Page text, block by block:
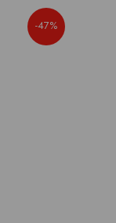
-47%